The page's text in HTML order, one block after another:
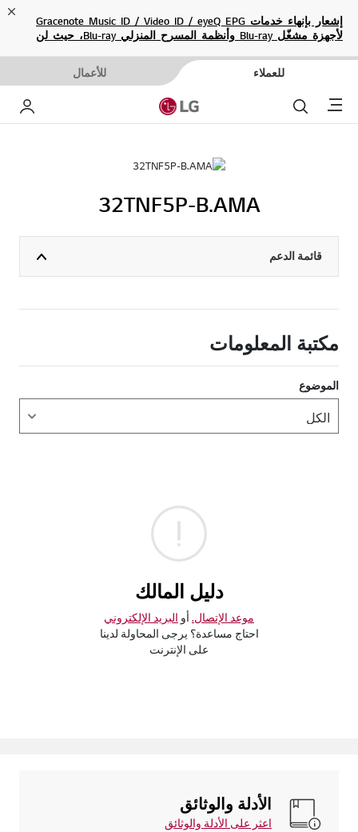
إشعار بإنهاء خدمات Gracenote Music ID / Video ID / eyeQ EPG
لأجهزة مشغّل Blu-ray وأنظمة المسرح المنزلي Blu-ray، حيث لن
للعملاء للأعمال
Menu بحث
32TNF5P-B.AMA
قائمة الدعم
مكتبة المعلومات
الموضوع
دليل المالك
موعد الإتصال. أو البريد الإلكتروني
احتاج مساعدة؟ يرجى المحاولة لدينا
على الإنترنت
الأدلة والوثائق
اعثر على الأدلة والوثائق